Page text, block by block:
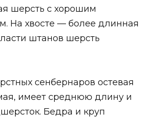
шерсть с хорошим
На хвосте — более длинная
штанов шерсть
сенбернаров остевая
имеет среднюю длину и
Бедра и круп